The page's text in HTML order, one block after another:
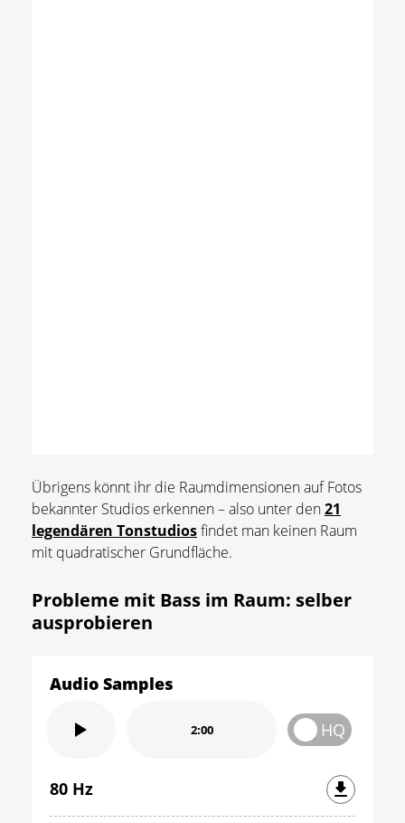
Übrigens könnt ihr die Raumdimensionen auf Fotos
bekannter Studios erkennen – also unter den21
legendären Tonstudiosfindet man keinen Raum
mit quadratischer Grundfläche.
Probleme mit Bass im Raum: selber
ausprobieren
Audio Samples
2:00 HQ
80 Hz